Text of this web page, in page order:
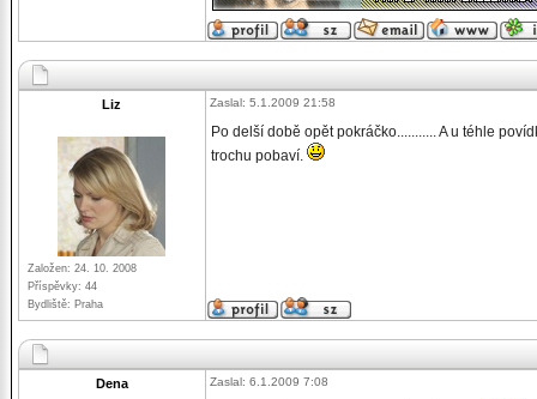
Liz
Založen: 24. 10. 2008
Příspěvky: 44
Bydliště: Praha
Zaslal: 5.1.2009 21:58
Po delší době opět pokráčko........... A u téhle
trochu pobaví.
Dena Zaslal: 6.1.2009 7:08